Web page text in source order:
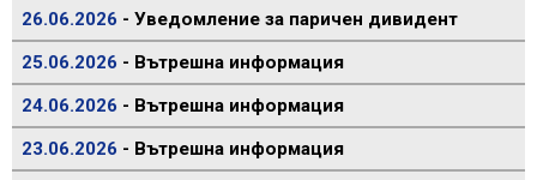
26.06.2026 - Уведомление за паричен дивидент
25.06.2026 - Вътрешна информация
24.06.2026 - Вътрешна информация
23.06.2026 - Вътрешна информация